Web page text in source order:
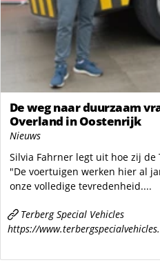
De weg naar duurzaam
Overland in Oostenrijk
Nieuws
Silvia Fahrner legt uit hoe zij
"De voertuigen werken hier al
onze volledige tevredenheid....
Terberg Special Vehicles
https://